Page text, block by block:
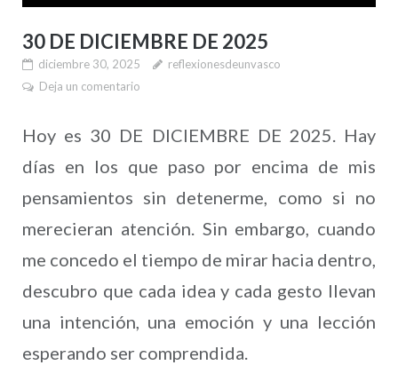
30 DE DICIEMBRE DE 2025
diciembre 30, 2025
reflexionesdeunvasco
Deja un comentario
Hoy es 30 DE DICIEMBRE DE 2025. Hay
días en los que paso por encima de mis
pensamientos sin detenerme, como si no
merecieran atención. Sin embargo, cuando
me concedo el tiempo de mirar hacia dentro,
descubro que cada idea y cada gesto llevan
una intención, una emoción y una lección
esperando ser comprendida.